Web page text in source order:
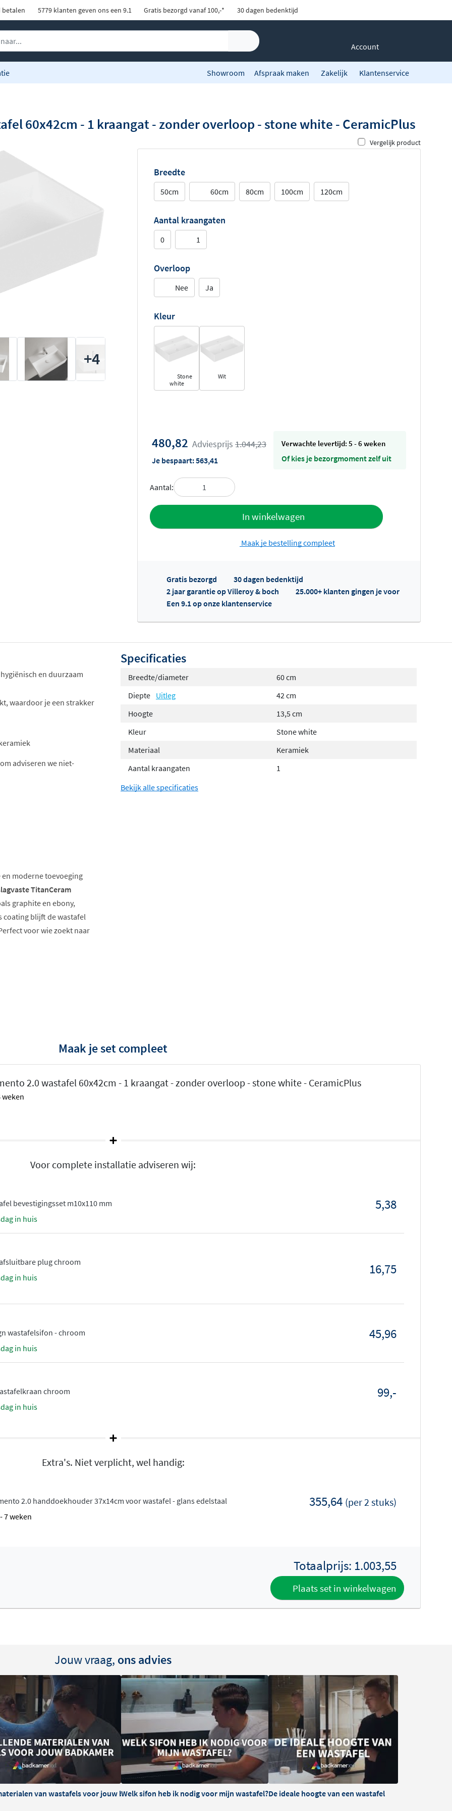
betalen 5779 klanten geven ons een 9.1 Gratis bezorgd vanaf 100,-* 30 dagen bedenktijd
Account
Showroom Afspraak maken Zakelijk Klantenservice
60x42cm - 1 kraangat - zonder overloop - stone white - CeramicPlus
Vergelijk product
+4
Breedte
50cm 60cm 80cm 100cm 120cm
Aantal kraangaten
0 1
Overloop
Nee Ja
Kleur
Stone
white
Wit
480,82 Adviesprijs 1.044,23
Je bespaart:563,41
Verwachte levertijd: 5 - 6 weken
Of kies je bezorgmoment zelf uit
Aantal:
In winkelwagen
Toevoegen aan offerte
Maak je bestelling compleet
Gratis bezorgd
30 dagen bedenktijd
2 jaar garantie op Villeroy & boch
25.000+ klanten gingen je voor
Een 9.1 op onze klantenservice
en duurzaam
waardoor je een strakker
adviseren we niet-
en moderne toevoeging
TitanCeram
graphite en ebony,
coating blijft de wastafel
voor wie zoekt naar
Dit maakt de
van vorm. Je kunt
in te leveren op
die vuil, zeep
vlekken en
kwijt bent aan poetsen
in de trendy
geven jouw badkamer
zacht aan en past
, van compacte 50
Je kunt kiezen voor
afhankelijk van
uitermate geschikt voor
Specificaties
Breedte/diameter
60 cm
Diepte Uitleg
42 cm
Hoogte
13,5 cm
Kleur
Stone white
Materiaal
Keramiek
Aantal kraangaten
1
Bekijk alle specificaties
Maak je set compleet
2.0 wastafel 60x42cm - 1 kraangat - zonder overloop - stone white - CeramicPlus
weken
Voor complete installatie adviseren wij:
bevestigingsset m10x110 mm
in huis
5,38
plug chroom
in huis
16,75
wastafelsifon - chroom
in huis
45,96
chroom
in huis
99,-
Extra's. Niet verplicht, wel handig:
2.0 handdoekhouder 37x14cm voor wastafel - glans edelstaal
7 weken
355,64 (per 2 stuks)
Totaalprijs: 1.003,55
Plaats set in winkelwagen
Jouw vraag, ons advies
van wastafels voor jouw badkamerWelk sifon heb ik nodig voor mijn wastafel?De ideale hoogte van een wastafel